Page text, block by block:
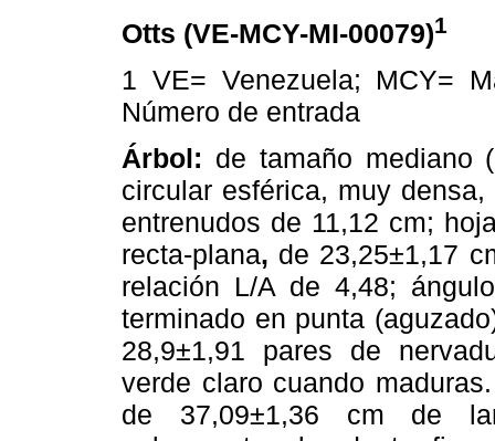
Otts (VE-MCY-MI-00079)1
1 VE= Venezuela; MCY=
Número de entrada
Árbol: de tamaño
circular esférica, muy
entrenudos de 11,12 cm;
recta-plana, de 23,25±1,17
relación L/A de 4,48;
terminado en punta
28,9±1,91 pares de
verde claro cuando
de 37,09±1,36 cm de